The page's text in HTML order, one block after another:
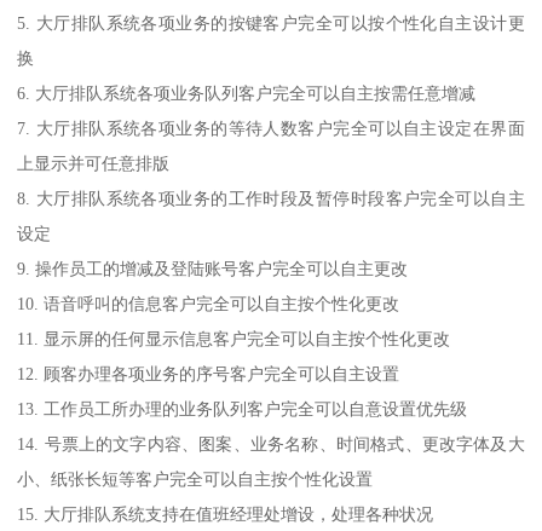
5. 大厅排队系统各项业务的按键客户完全可以按个性化自主设计更
换
6. 大厅排队系统各项业务队列客户完全可以自主按需任意增减
7. 大厅排队系统各项业务的等待人数客户完全可以自主设定在界面
上显示并可任意排版
8. 大厅排队系统各项业务的工作时段及暂停时段客户完全可以自主
设定
9. 操作员工的增减及登陆账号客户完全可以自主更改
10. 语音呼叫的信息客户完全可以自主按个性化更改
11. 显示屏的任何显示信息客户完全可以自主按个性化更改
12. 顾客办理各项业务的序号客户完全可以自主设置
13. 工作员工所办理的业务队列客户完全可以自意设置优先级
14. 号票上的文字内容、图案、业务名称、时间格式、更改字体及大
小、纸张长短等客户完全可以自主按个性化设置
15. 大厅排队系统支持在值班经理处增设，处理各种状况